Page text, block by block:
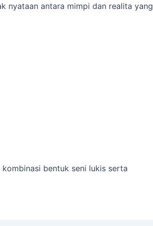
nyataan antara mimpi dan realita yang
bentuk seni lukis serta